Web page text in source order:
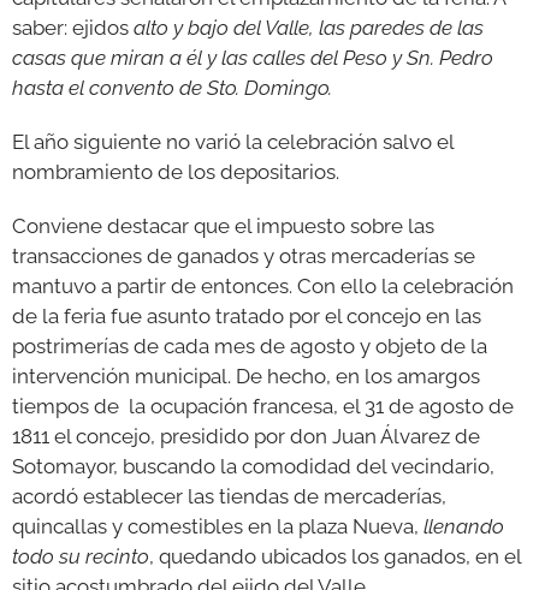
saber: ejidos alto y bajo del Valle, las paredes de las
casas que miran a él y las calles del Peso y Sn. Pedro
hasta el convento de Sto. Domingo.
El año siguiente no varió la celebración salvo el
nombramiento de los depositarios.
Conviene destacar que el impuesto sobre las
transacciones de ganados y otras mercaderías se
mantuvo a partir de entonces. Con ello la celebración
de la feria fue asunto tratado por el concejo en las
postrimerías de cada mes de agosto y objeto de la
intervención municipal. De hecho, en los amargos
tiempos de la ocupación francesa, el 31 de agosto de
1811 el concejo, presidido por don Juan Álvarez de
Sotomayor, buscando la comodidad del vecindario,
acordó establecer las tiendas de mercaderías,
quincallas y comestibles en la plaza Nueva, llenando
todo su recinto, quedando ubicados los ganados, en el